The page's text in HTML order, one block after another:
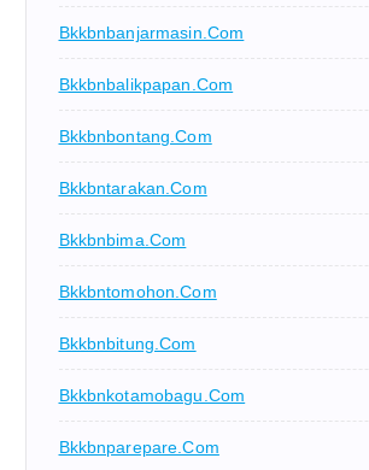
Bkkbnbanjarmasin.com
Bkkbnbalikpapan.com
Bkkbnbontang.com
Bkkbntarakan.com
Bkkbnbima.com
Bkkbntomohon.com
Bkkbnbitung.com
Bkkbnkotamobagu.com
Bkkbnparepare.com